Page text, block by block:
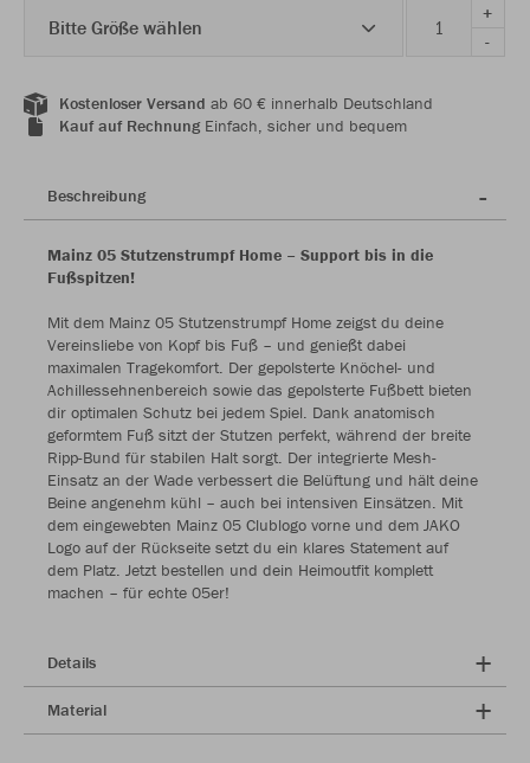
Bitte Größe wählen
+
-
Kostenloser Versand ab 60 € innerhalb Deutschland
Kauf auf RechnungEinfach, sicher und bequem
Beschreibung
Mainz 05 Stutzenstrumpf Home – Support bis in die
Fußspitzen!
Mit dem Mainz 05 Stutzenstrumpf Home zeigst du deine
Vereinsliebe von Kopf bis Fuß – und genießt dabei
maximalen Tragekomfort. Der gepolsterte Knöchel- und
Achillessehnenbereich sowie das gepolsterte Fußbett bieten
dir optimalen Schutz bei jedem Spiel. Dank anatomisch
geformtem Fuß sitzt der Stutzen perfekt, während der breite
Ripp-Bund für stabilen Halt sorgt. Der integrierte Mesh-
Einsatz an der Wade verbessert die Belüftung und hält deine
Beine angenehm kühl – auch bei intensiven Einsätzen. Mit
dem eingewebten Mainz 05 Clublogo vorne und dem JAKO
Logo auf der Rückseite setzt du ein klares Statement auf
dem Platz. Jetzt bestellen und dein Heimoutfit komplett
machen – für echte 05er!
Details
Material